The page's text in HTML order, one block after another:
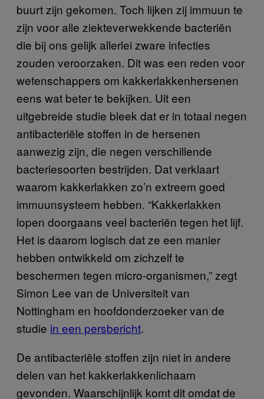
buurt zijn gekomen. Toch lijken zij immuun te
zijn voor alle ziekteverwekkende bacteriën
die bij ons gelijk allerlei zware infecties
zouden veroorzaken. Dit was een reden voor
wetenschappers om kakkerlakkenhersenen
eens wat beter te bekijken. Uit een
uitgebreide studie bleek dat er in totaal negen
antibacteriële stoffen in de hersenen
aanwezig zijn, die negen verschillende
bacteriesoorten bestrijden. Dat verklaart
waarom kakkerlakken zo’n extreem goed
immuunsysteem hebben. “Kakkerlakken
lopen doorgaans veel bacteriën tegen het lijf.
Het is daarom logisch dat ze een manier
hebben ontwikkeld om zichzelf te
beschermen tegen micro-organismen,” zegt
Simon Lee van de Universiteit van
Nottingham en hoofdonderzoeker van de
studie in een persbericht.
De antibacteriële stoffen zijn niet in andere
delen van het kakkerlakkenlichaam
gevonden. Waarschijnlijk komt dit omdat de